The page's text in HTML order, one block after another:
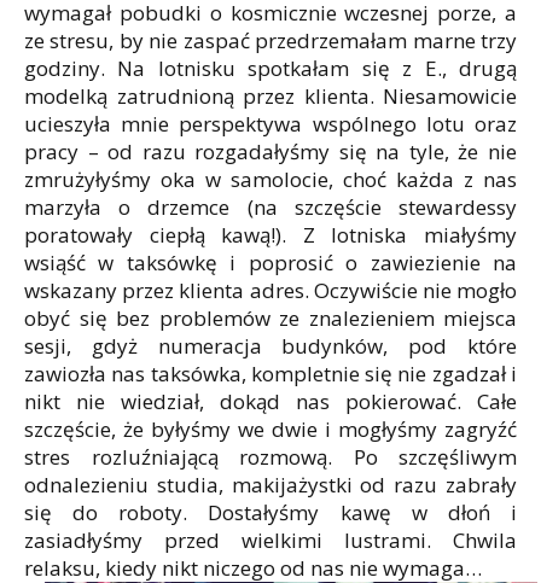
wymagał pobudki o kosmicznie wczesnej porze, a
ze stresu, by nie zaspać przedrzemałam marne trzy
godziny. Na lotnisku spotkałam się z E., drugą
modelką zatrudnioną przez klienta. Niesamowicie
ucieszyła mnie perspektywa wspólnego lotu oraz
pracy – od razu rozgadałyśmy się na tyle, że nie
zmrużyłyśmy oka w samolocie, choć każda z nas
marzyła o drzemce (na szczęście stewardessy
poratowały ciepłą kawą!). Z lotniska miałyśmy
wsiąść w taksówkę i poprosić o zawiezienie na
wskazany przez klienta adres. Oczywiście nie mogło
obyć się bez problemów ze znalezieniem miejsca
sesji, gdyż numeracja budynków, pod które
zawiozła nas taksówka, kompletnie się nie zgadzał i
nikt nie wiedział, dokąd nas pokierować. Całe
szczęście, że byłyśmy we dwie i mogłyśmy zagryźć
stres rozluźniającą rozmową. Po szczęśliwym
odnalezieniu studia, makijażystki od razu zabrały
się do roboty. Dostałyśmy kawę w dłoń i
zasiadłyśmy przed wielkimi lustrami. Chwila
relaksu, kiedy nikt niczego od nas nie wymaga…